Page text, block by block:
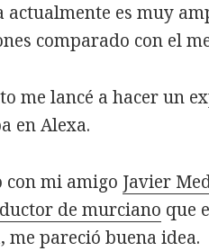
actualmente es muy
comparado con el
me lancé a hacer un
en Alexa.
mi amigo Javier
de murciano que
me pareció buena idea.